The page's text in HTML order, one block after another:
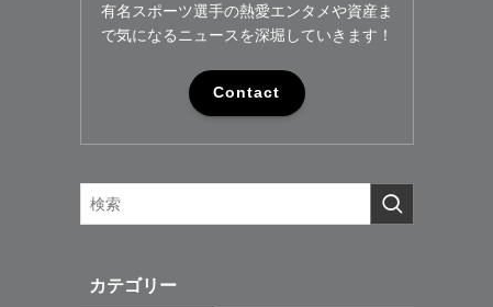
有名スポーツ選手の熱愛エンタメや資産ま
で気になるニュースを深堀していきます！
Contact
カテゴリー